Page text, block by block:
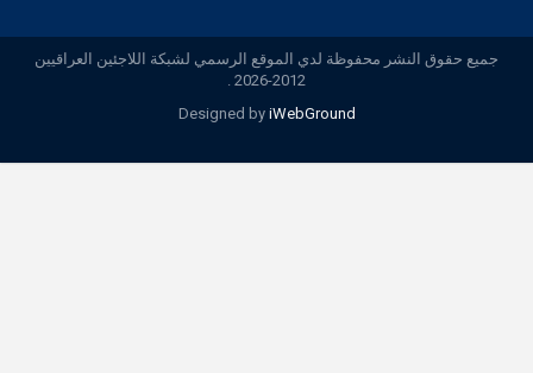
جميع حقوق النشر محفوظة لدي الموقع الرسمي لشبكة اللاجئين العراقيين
2012-2026 .
Designed by iWebGround